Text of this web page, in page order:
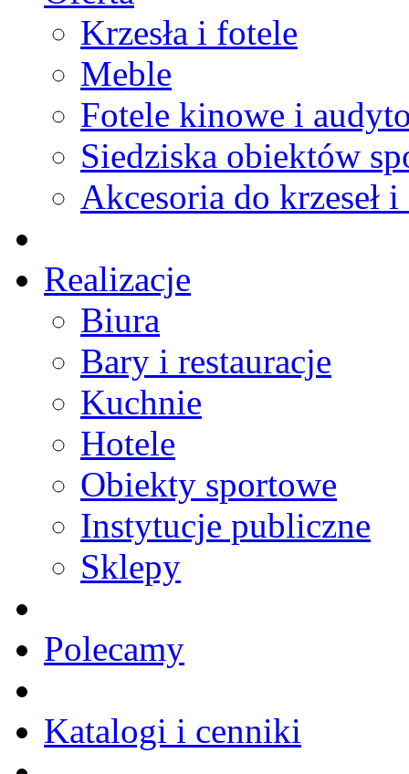
Krzesła i fotele
Meble
Fotele kinowe i
Siedziska obiektów
Akcesoria do krzeseł
Realizacje
Biura
Bary i restauracje
Kuchnie
Hotele
Obiekty sportowe
Instytucje publiczne
Sklepy
Polecamy
Katalogi i cenniki